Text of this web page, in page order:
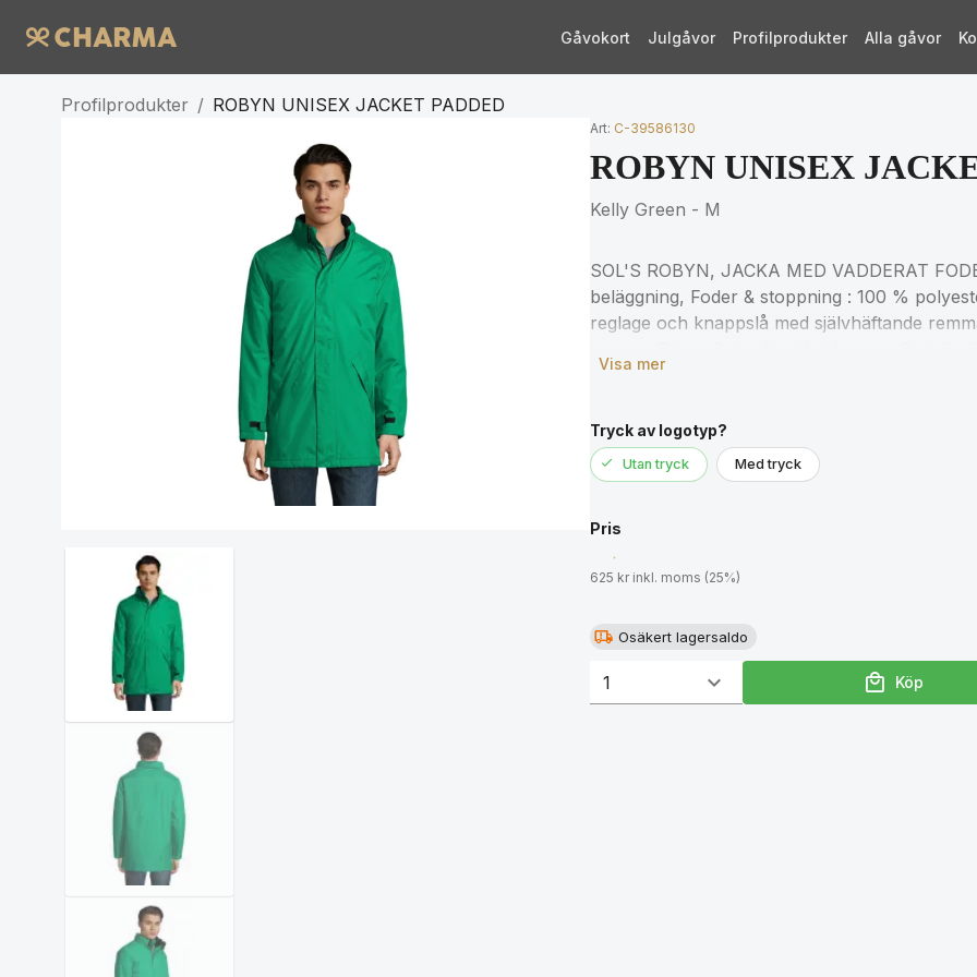
Gåvokort Julgåvor Profilprodukter Alla gåvor
Profilprodukter / ROBYN UNISEX JACKET PADDED
Art: C-39586130
ROBYN UNISEX
Kelly Green - M
SOL'S ROBYN, JACKA MED VADDERAT
beläggning, Foder & stoppning : 100 %
reglage och knappslå med självhäftande
innerficka, Manschettknäppning, för
Visa mer
Tryck av logotyp?
Utan tryck Med tryck
Pris
625 kr inkl. moms (25%)
Osäkert lagersaldo
Köp